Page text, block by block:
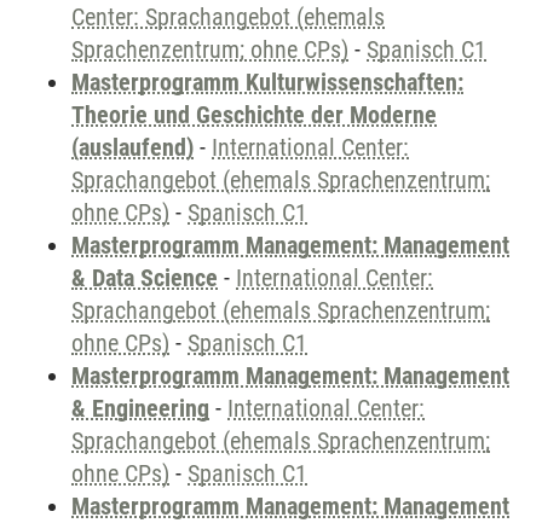
Center: Sprachangebot (ehemals
Sprachenzentrum; ohne CPs) - Spanisch C1
Masterprogramm Kulturwissenschaften:
Theorie und Geschichte der Moderne
(auslaufend) - International Center:
Sprachangebot (ehemals Sprachenzentrum;
ohne CPs) - Spanisch C1
Masterprogramm Management: Management
& Data Science - International Center:
Sprachangebot (ehemals Sprachenzentrum;
ohne CPs) - Spanisch C1
Masterprogramm Management: Management
& Engineering - International Center:
Sprachangebot (ehemals Sprachenzentrum;
ohne CPs) - Spanisch C1
Masterprogramm Management: Management